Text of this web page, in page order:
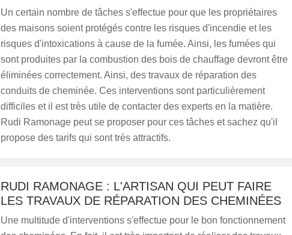
Un certain nombre de tâches s'effectue pour que les propriétaires
des maisons soient protégés contre les risques d'incendie et les
risques d'intoxications à cause de la fumée. Ainsi, les fumées qui
sont produites par la combustion des bois de chauffage devront être
éliminées correctement. Ainsi, des travaux de réparation des
conduits de cheminée. Ces interventions sont particulièrement
difficiles et il est très utile de contacter des experts en la matière.
Rudi Ramonage peut se proposer pour ces tâches et sachez qu'il
propose des tarifs qui sont très attractifs.
RUDI RAMONAGE : L'ARTISAN QUI PEUT FAIRE
LES TRAVAUX DE RÉPARATION DES CHEMINÉES
Une multitude d'interventions s'effectue pour le bon fonctionnement